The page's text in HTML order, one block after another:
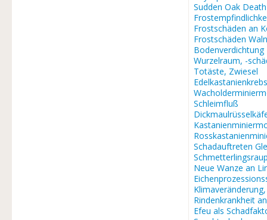
Sudden Oak Death
Frostschäden an
Frostschäden
Bodenverdichtung
Wurzelraum, -
Totäste, Zwiesel
Edelkastanienkrebs
Schleimfluß
Schadauftreten
Neue Wanze an
Rindenkrankheit
Efeu als